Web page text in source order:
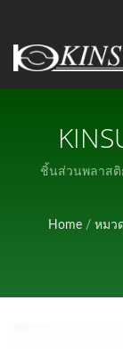
พล
คุณภ
พัฒน
ชิ้นส่วนพลาสติ
Home / หมว